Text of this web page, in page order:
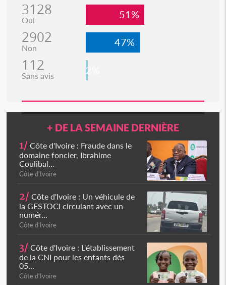
3128
Oui 51%
2902
Non 47%
112
Sans avis 2%
+ DE LA SEMAINE DERNIÈRE
1/ Côte d'Ivoire : Fraude dans le
domaine foncier, Ibrahime
Coulibal...
Côte d'Ivoire
2/ Côte d'Ivoire : Un véhicule de
la GESTOCI circulant avec un
numér...
Côte d'Ivoire
3/ Côte d'Ivoire : L'établissement
de la CNI pour les enfants dès
05...
Côte d'Ivoire